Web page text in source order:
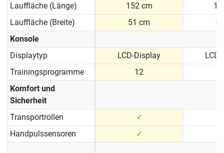
Lauffläche (Länge)
152 cm
Lauffläche (Breite)
51 cm
Konsole
Displaytyp
LCD-Display
Trainingsprogramme
12
Komfort und
Sicherheit
Transportrollen
✓
Handpulssensoren
✓